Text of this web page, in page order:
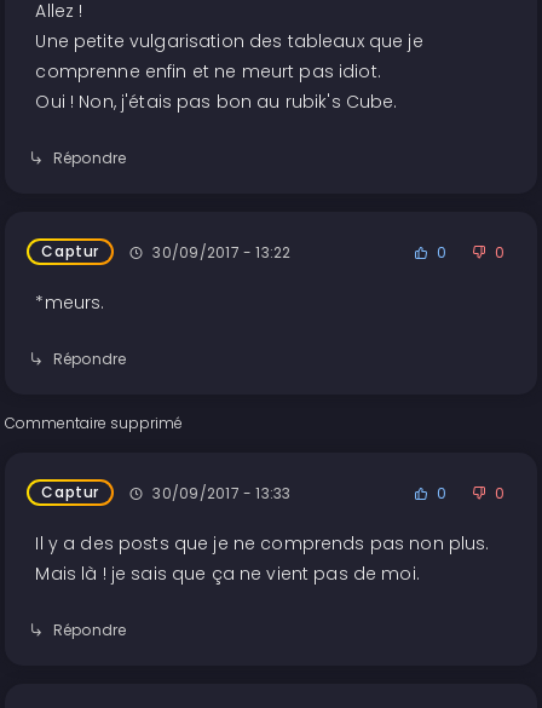
Allez !
Une petite vulgarisation des tableaux que je
comprenne enfin et ne meurt pas idiot.
Oui ! Non, j'étais pas bon au rubik's Cube.
Répondre
Captur 30/09/2017 - 13:22 0 0
*meurs.
Répondre
Commentaire supprimé
Captur 30/09/2017 - 13:33 0 0
Il y a des posts que je ne comprends pas non plus.
Mais là ! je sais que ça ne vient pas de moi.
Répondre